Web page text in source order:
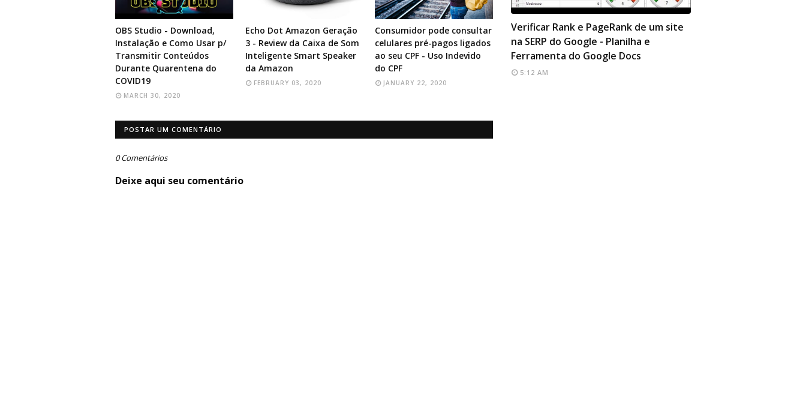
OBS Studio - Download,
Instalação e Como Usar p/
Transmitir Conteúdos
Durante Quarentena do
COVID19
MARCH 30, 2020
Echo Dot Amazon Geração
3 - Review da Caixa de Som
Inteligente Smart Speaker
da Amazon
FEBRUARY 03, 2020
Consumidor pode consultar
celulares pré-pagos ligados
ao seu CPF - Uso Indevido
do CPF
JANUARY 22, 2020
POSTAR UM COMENTÁRIO
0 Comentários
Deixe aqui seu comentário
SEO TOOLS
Verificar Rank e PageRank de um site
na SERP do Google - Planilha e
Ferramenta do Google Docs
5:12 AM